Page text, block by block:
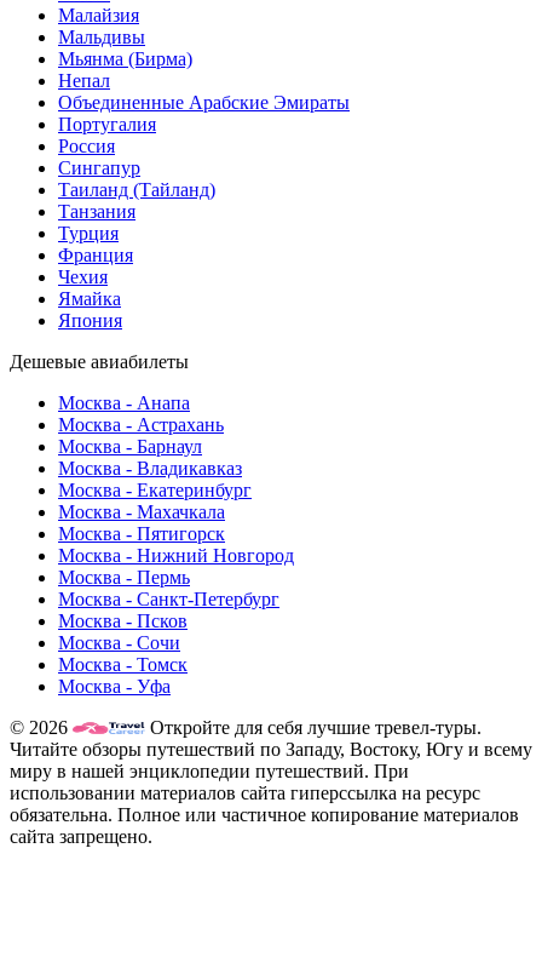
Малайзия
Мальдивы
Мьянма (Бирма)
Непал
Объединенные Арабские Эмираты
Португалия
Россия
Сингапур
Таиланд (Тайланд)
Танзания
Турция
Франция
Чехия
Ямайка
Япония
Дешевые авиабилеты
Москва - Анапа
Москва - Астрахань
Москва - Барнаул
Москва - Владикавказ
Москва - Екатеринбург
Москва - Махачкала
Москва - Пятигорск
Москва - Нижний Новгород
Москва - Пермь
Москва - Санкт-Петербург
Москва - Псков
Москва - Сочи
Москва - Томск
Москва - Уфа
© 2026
Откройте для себя лучшие тревел-туры.
Читайте обзоры путешествий по Западу, Востоку, Югу и всему
миру в нашей энциклопедии путешествий. При
использовании материалов сайта гиперссылка на ресурс
обязательна. Полное или частичное копирование материалов
сайта запрещено.